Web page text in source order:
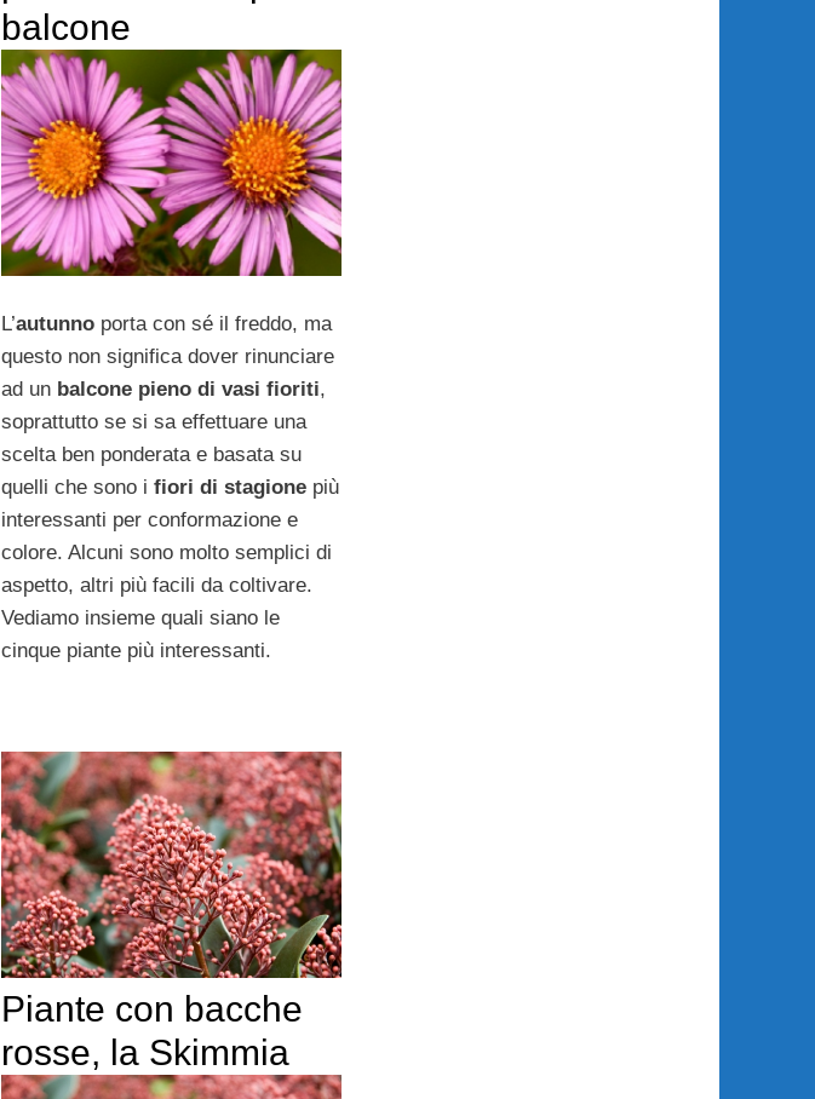
balcone
L’autunnoporta con sé il freddo, ma
questo non significa dover rinunciare
ad un balcone pieno di vasi fioriti,
soprattutto se si sa effettuare una
scelta ben ponderata e basata su
quelli che sono i fiori di stagionepiù
interessanti per conformazione e
colore. Alcuni sono molto semplici di
aspetto, altri più facili da coltivare.
Vediamo insieme quali siano le
cinque piante più interessanti.
Piante con bacche
rosse, la Skimmia